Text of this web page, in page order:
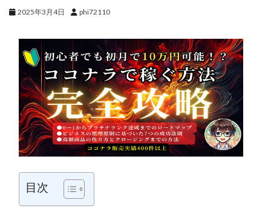
2025年3月4日 phi72110
目次